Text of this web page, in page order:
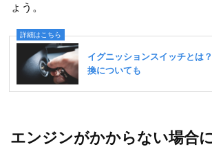
ょう。
エンジンがかからない場合